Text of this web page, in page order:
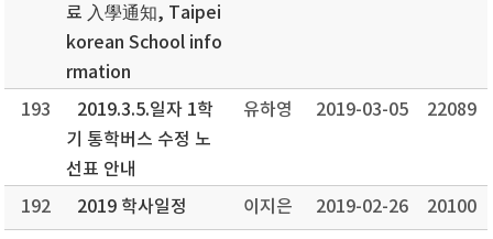
료 入學通知, Taipei
korean School info
rmation
193
2019.3.5.일자 1학
기 통학버스 수정 노
선표 안내
유하영 2019-03-05 22089
192 2019 학사일정 이지은 2019-02-26 20100